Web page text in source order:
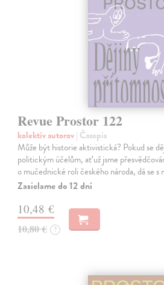
Revue Prostor 122
kolektív autorov| Časopis
Může být historie aktivistická? Pokud se
politickým účelům, ať už jsme
o mučednické roli českého národa, dá se
Zasielame do 12 dní
10,48 €
10,80 € ?